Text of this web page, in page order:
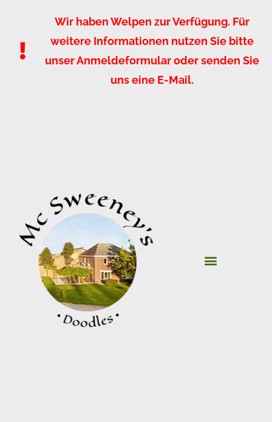
Wir haben Welpen zur Verfügung. Für
weitere Informationen nutzen Sie bitte
unser Anmeldeformular oder senden Sie
uns eine E-Mail.